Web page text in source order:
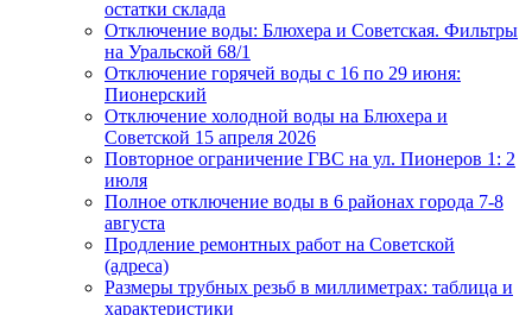
остатки склада
Отключение воды: Блюхера и Советская. Фильтры
на Уральской 68/1
Отключение горячей воды с 16 по 29 июня:
Пионерский
Отключение холодной воды на Блюхера и
Советской 15 апреля 2026
Повторное ограничение ГВС на ул. Пионеров 1: 2
июля
Полное отключение воды в 6 районах города 7-8
августа
Продление ремонтных работ на Советской
(адреса)
Размеры трубных резьб в миллиметрах: таблица и
характеристики